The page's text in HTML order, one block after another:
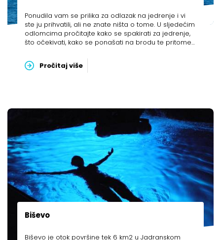
Ponudila vam se prilika za odlazak na jedrenje i vi
ste ju prihvatili, ali ne znate ništa o tome. U sljedećim
odlomcima pročitajte kako se spakirati za jedrenje,
što očekivati, kako se ponašati na brodu te pritome
Pročitaj više
Biševo
Biševo je otok površine tek 6 km2 u Jadranskom